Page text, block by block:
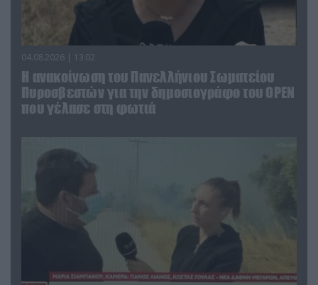
04.08.2026 | 13:02
Η ανακοίνωση του Πανελλήνιου Σωματείου
Πυροσβεστών για την δημοσιογράφο του OPEN
που γέλασε στη φωτιά